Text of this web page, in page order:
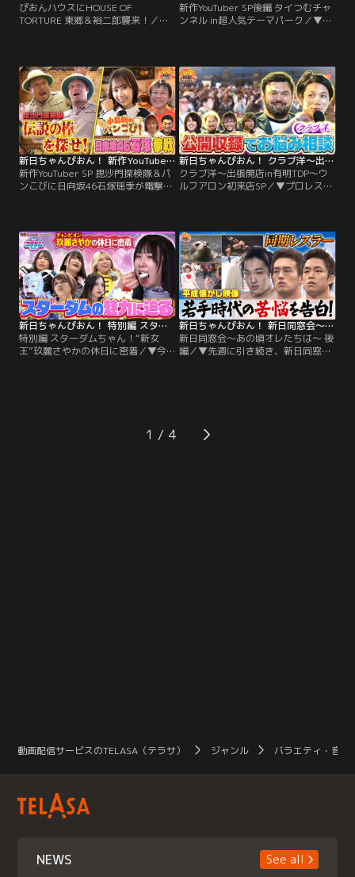
ぴおんハウスにHOUSE OF
TORTURE 東郷＆裕二郎襲来！／▼
OF TORTUREの関係は、棚橋弘至選
手のインタビュー中に急襲され、三
谷アナがパシリにされたあの1度だ
け…ファンの皆さんから聞いてみた
いことアンケートをとったが…
新作YouTuber SP後編 タイつむチャ
ンネル in超人気テーマパーク／▼今
と…原口あきまさ扮する蝶野正洋、
明石家さんま、警察官ではなくなっ
た室井慎次、さらにはあの朝番組の
ころの加藤浩次で登場！サプライズ
で…新日ちゃんぴおん！のアノ人
が…
新日ちゃんぴおん！ 新作YouTuber SP 毘沙門探検隊＆パンこびに日向坂46石塚瑶季が電撃参戦！（2026/06/12放送分）
新作YouTuber SP 毘沙門探検隊＆パ
ンこびに日向坂46石塚瑶季が電撃参
出ることになった探検隊 過酷で自然
の牙を見せつけてくるジャングルに
立ち向かう3人。果たしてどんな結
末が？ さらにはコジコジのパンこび
に日向坂46石塚瑶季が電撃参戦！
新日ちゃんぴおん！ クラブ洋～出張開店in有明TDP～ウルフアロン初来店SP（2026/06/05放送分）
クラブ洋～出張開店in有明TDP～ウ
ルフアロン初来店SP／▼プロレスラ
店を飛び出して、有明の東京ドリー
ムパークに出張開店！なんと300人
ものお客さんが観覧に来てくださる
大盛況！今夜はウルフアロン選手が
初来店！
新日ちゃんぴおん！ 特別編 スターダムちゃん！“新女王”玖麗さやかの休日に密着（2026/05/22放送分）
特別編 スターダムちゃん！“新女
王”玖麗さやかの休日に密着／▼今
戦を制した、玖麗さやか選手に密
着！激闘冷めやらぬ、まさかの12時
新日ちゃんぴおん！ 新日同窓会～あの頃オレたちは～ 後編（2026/05/15放送分）
新日同窓会～あの頃オレたちは～ 後
編／▼先週に引き続き、新日同窓会
合わせて3人の貴重な写真や映像も
交えて紹介していきます！最後は田
1
動画配信サービスのTELASA（テラサ） ジャンル バラエティ・音楽
NEWS See all